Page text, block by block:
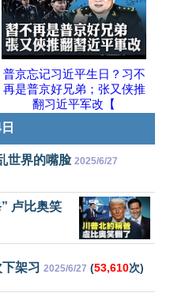
普京忘记习近平生日？习不
再是普京好兄弟；张又侠推
翻习近平军改【
世界的嘴脸 2025/6/27
卢比奥笑
架习 2025/6/27 (53,610次)